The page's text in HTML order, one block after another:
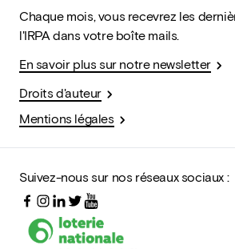
Chaque mois, vous recevrez les
l'IRPA dans votre boîte mails.
En savoir plus sur notre newsletter
Droits d'auteur
Mentions légales
Suivez-nous sur nos réseaux sociaux :